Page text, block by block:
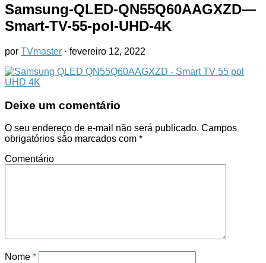
Samsung-QLED-QN55Q60AAGXZD—
Smart-TV-55-pol-UHD-4K
por TVmaster · fevereiro 12, 2022
Deixe um comentário
O seu endereço de e-mail não será publicado. Campos
obrigatórios são marcados com *
Comentário
Nome *